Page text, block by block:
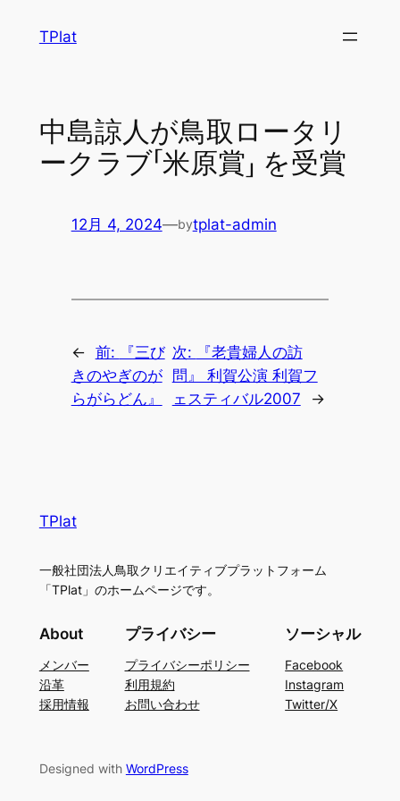
TPlat
中島諒人が鳥取ロータリ
ークラブ「米原賞」 を受賞
12月 4, 2024—bytplat-admin
← 前:
『三び
きのやぎのが
らがらどん』
次:
『老貴婦人の訪
問』 利賀公演 利賀フ
ェスティバル2007
→
TPlat
一般社団法人鳥取クリエイティブプラットフォーム
「TPlat」のホームページです。
About
メンバー
沿革
採用情報
プライバシー
プライバシーポリシー
利用規約
お問い合わせ
ソーシャル
Facebook
Instagram
Twitter/X
Designed with WordPress